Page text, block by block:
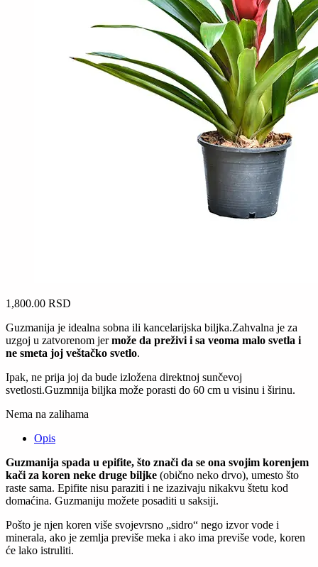
1,800.00 RSD
Guzmanija je idealna sobna ili kancelarijska biljka.Zahvalna je za
uzgoj u zatvorenom jermože da preživi i sa veoma malo svetla i
ne smeta joj veštačko svetlo.
Ipak, ne prija joj da bude izložena direktnoj sunčevoj
svetlosti.Guzmnija biljka može porasti do 60 cm u visinu i širinu.
Nema na zalihama
Opis
Guzmanija spada u epifite, što znači da se ona svojim korenjem
kači za koren neke druge biljke (obično neko drvo), umesto što
raste sama. Epifite nisu paraziti i ne izazivaju nikakvu štetu kod
domaćina. Guzmaniju možete posaditi u saksiji.
Pošto je njen koren više svojevrsno „sidro“ nego izvor vode i
minerala, ako je zemlja previše meka i ako ima previše vode, koren
će lako istruliti.